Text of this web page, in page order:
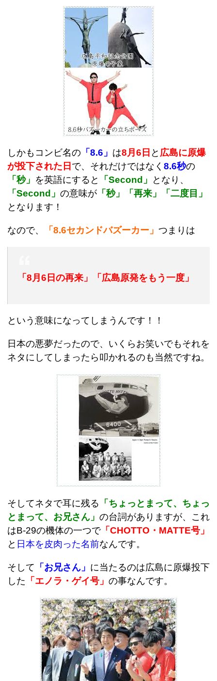
しかもコンビ名の 「8.6」 は8月6日 と 広島に原爆
が投下された日 で、 それだけではなく 8.6秒の
「秒」 を英語にすると 「Second」
となり、
「Second」 の意味が 「秒」「再来」「二度目」
となります！
なので、 「8.6セカンドバズーカー」 つまりは
「8月6日の再来」「広島原発をもう一度」
という意味になってしまうんです！！
日本の悪夢だったので、いくらお笑いでもそれを
ネタにしてしまったら叩かれるのも当然ですね。
そしてネタで耳に残る 「ちょっとまって、ちょっ
とまって、お兄さん」 の台詞がありますが、これ
はB-29の機体の一つで 「CHOTTO・MATTE号」
と 日本を皮肉った名前なんです。
そして 「お兄さん」 に当たるのは広島に原爆投下
した 「エノラ・ゲイ号」 の事なんです。